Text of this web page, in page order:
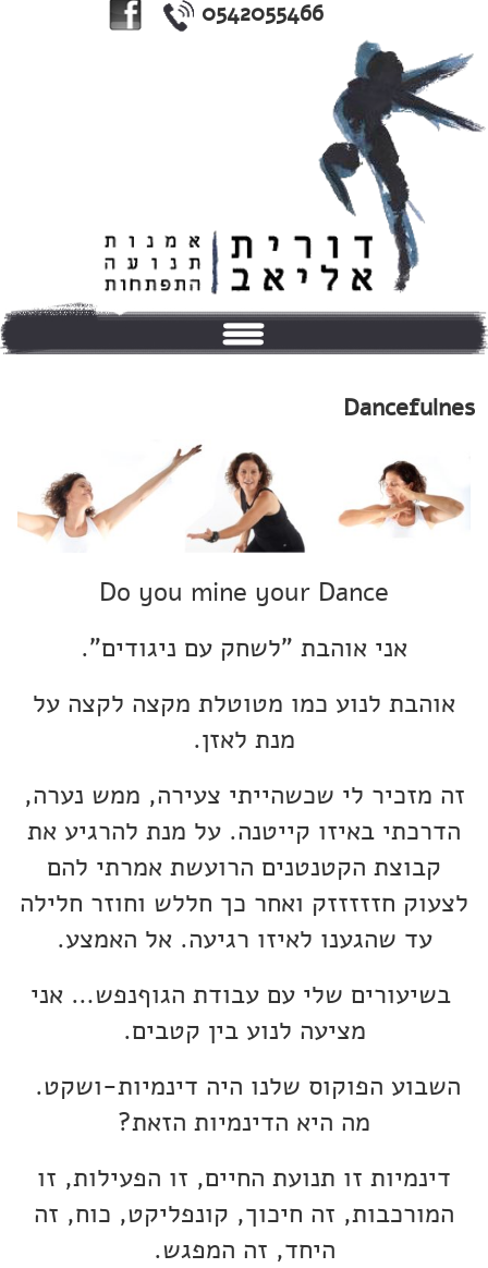
0542055466
טיפולים
טיפול באמנות ופסיכותראפיה
הנחיית קבוצות
הדרכה וליווי מקצועי
פגישה ב-Zoom
NIA
שעורי ניה NIA
המלצות
לנוע בסטייל
Dancefulnes
Do you mine your Dance
אני אוהבת "לשחק עם ניגודים".
אוהבת לנוע כמו מטוטלת מקצה לקצה על
מנת לאזן.
זה מזכיר לי שכשהייתי צעירה, ממש נערה,
הדרכתי באיזו קייטנה. על מנת להרגיע את
קבוצת הקטנטנים הרועשת אמרתי להם
לצעוק חזזזזזק ואחר כך חללש וחוזר חלילה
עד שהגענו לאיזו רגיעה. אל האמצע.
בשיעורים שלי עם עבודת הגוףנפש… אני
מציעה לנוע בין קטבים.
השבוע הפוקוס שלנו היה דינמיות-ושקט.
מה היא הדינמיות הזאת?
דינמיות זו תנועת החיים, זו הפעילות, זו
המורכבות, זה חיכוך, קונפליקט, כוח, זה
היחד, זה המפגש.